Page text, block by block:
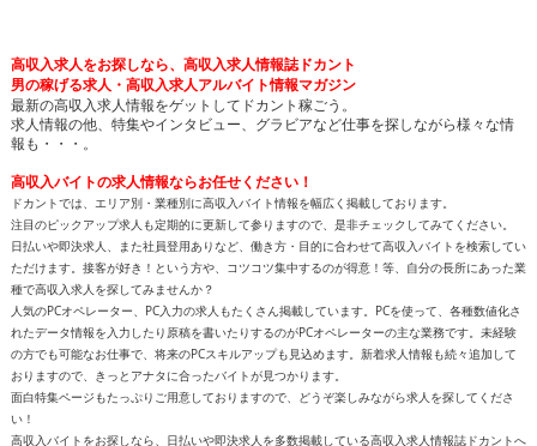
高収入求人をお探しなら、高収入求人情報誌ドカント
男の稼げる求人・高収入求人アルバイト情報マガジン
最新の高収入求人情報をゲットしてドカント稼ごう。
求人情報の他、特集やインタビュー、グラビアなど仕事を探しながら様々な情
報も・・・。
高収入バイトの求人情報ならお任せください！
ドカントでは、エリア別・業種別に高収入バイト情報を幅広く掲載しております。
注目のピックアップ求人も定期的に更新して参りますので、是非チェックしてみてください。
日払いや即決求人、また社員登用ありなど、働き方・目的に合わせて高収入バイトを検索してい
ただけます。接客が好き！という方や、コツコツ集中するのが得意！等、自分の長所にあった業
種で高収入求人を探してみませんか？
人気のPCオペレーター、PC入力の求人もたくさん掲載しています。PCを使って、各種数値化さ
れたデータ情報を入力したり原稿を書いたりするのがPCオペレーターの主な業務です。未経験
の方でも可能なお仕事で、将来のPCスキルアップも見込めます。新着求人情報も続々追加して
おりますので、きっとアナタに合ったバイトが見つかります。
面白特集ページもたっぷりご用意しておりますので、どうぞ楽しみながら求人を探してくださ
い！
高収入バイトをお探しなら、日払いや即決求人を多数掲載している高収入求人情報誌ドカントへ